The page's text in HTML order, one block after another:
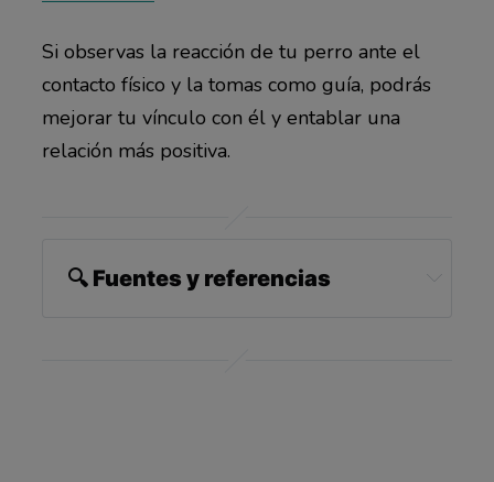
Si observas la reacción de tu perro ante el
contacto físico y la tomas como guía, podrás
mejorar tu vínculo con él y entablar una
relación más positiva.
🔍 Fuentes y referencias